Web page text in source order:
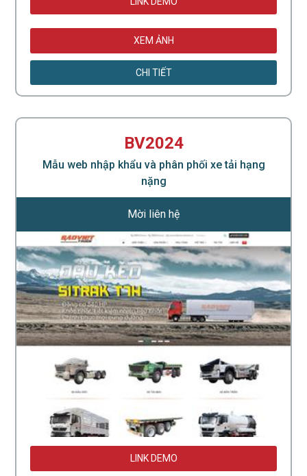
XEM ẢNH
CHI TIẾT
BV2024
Mẫu web nhập khẩu và phân phối xe tải hạng
nặng
Mời liên hệ
LINK DEMO